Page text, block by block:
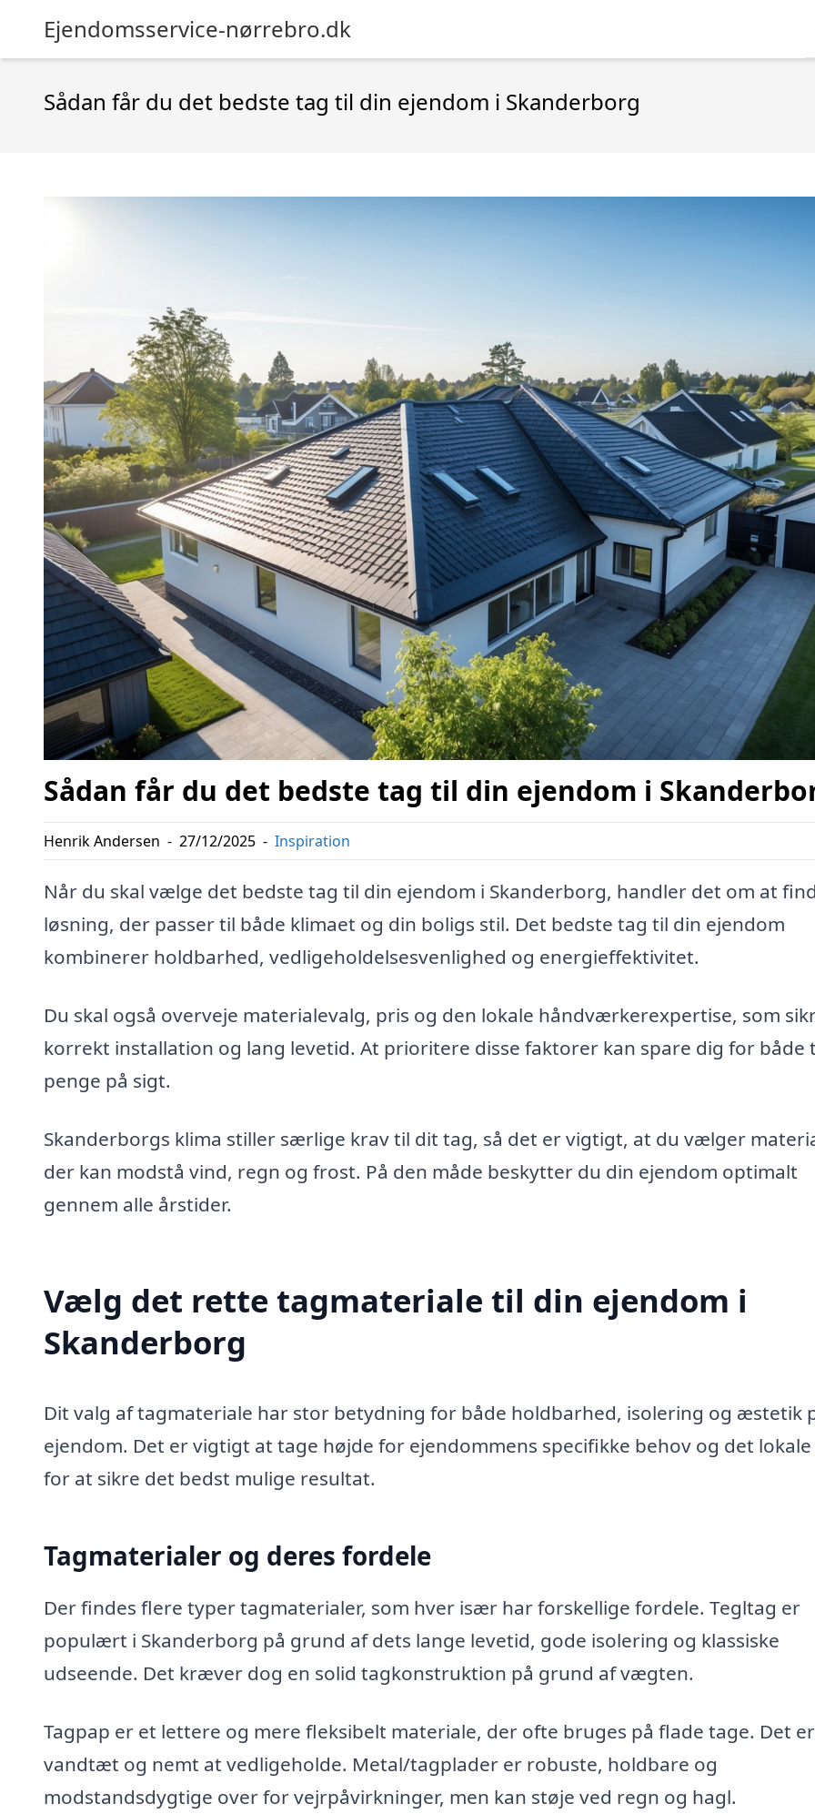
Ejendomsservice-nørrebro.dk
Sådan får du det bedste tag til din ejendom i Skanderborg
Sådan får du det bedste tag til din ejendom i
Henrik Andersen - 27/12/2025 - Inspiration
Når du skal vælge det bedste tag til din ejendom i Skanderborg, handler det om at
løsning, der passer til både klimaet og din boligs stil. Det bedste tag til din ejendom
kombinerer holdbarhed, vedligeholdelsesvenlighed og energieffektivitet.
Du skal også overveje materialevalg, pris og den lokale håndværkerexpertise, som
korrekt installation og lang levetid. At prioritere disse faktorer kan spare dig for både
penge på sigt.
Skanderborgs klima stiller særlige krav til dit tag, så det er vigtigt, at du vælger
der kan modstå vind, regn og frost. På den måde beskytter du din ejendom optimalt
gennem alle årstider.
Vælg det rette tagmateriale til din ejendom i
Skanderborg
Dit valg af tagmateriale har stor betydning for både holdbarhed, isolering og æstetik
ejendom. Det er vigtigt at tage højde for ejendommens specifikke behov og det lokale
for at sikre det bedst mulige resultat.
Tagmaterialer og deres fordele
Der findes flere typer tagmaterialer, som hver især har forskellige fordele. Tegltag er
populært i Skanderborg på grund af dets lange levetid, gode isolering og klassiske
udseende. Det kræver dog en solid tagkonstruktion på grund af vægten.
Tagpap er et lettere og mere fleksibelt materiale, der ofte bruges på flade tage. Det er
vandtæt og nemt at vedligeholde. Metal/tagplader er robuste, holdbare og
modstandsdygtige over for vejrpåvirkninger, men kan støje ved regn og hagl.